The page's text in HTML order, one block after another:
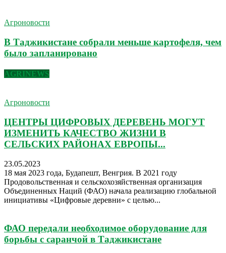
Агроновости
В Таджикистане собрали меньше картофеля, чем
было запланировано
AGRINEWS
Агроновости
ЦЕНТРЫ ЦИФРОВЫХ ДЕРЕВЕНЬ МОГУТ
ИЗМЕНИТЬ КАЧЕСТВО ЖИЗНИ В
СЕЛЬСКИХ РАЙОНАХ ЕВРОПЫ...
23.05.2023
18 мая 2023 года, Будапешт, Венгрия. В 2021 году
Продовольственная и сельскохозяйственная организация
Объединенных Наций (ФАО) начала реализацию глобальной
инициативы «Цифровые деревни» с целью...
ФАО передали необходимое оборудование для
борьбы с саранчой в Таджикистане